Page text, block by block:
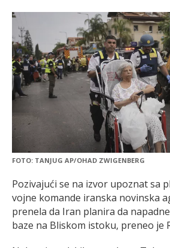
FOTO: TANJUG AP/OHAD ZWIGENBERG
Pozivajući se na izvor upoznat sa
vojne komande iranska novinska
prenela da Iran planira da
baze na Bliskom istoku, preneo je